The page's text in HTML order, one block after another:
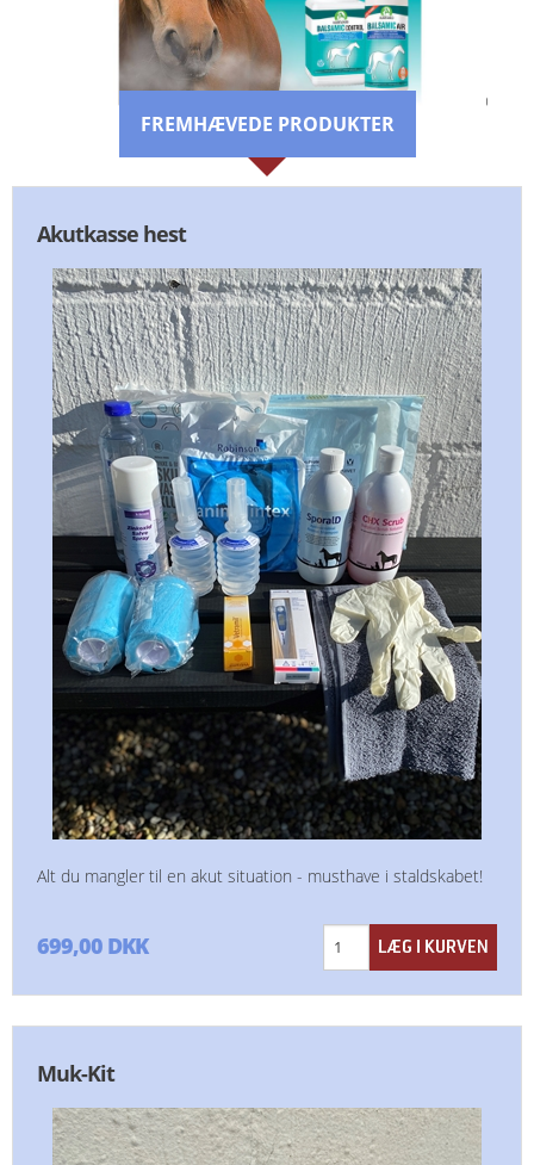
FREMHÆVEDE PRODUKTER
Akutkasse hest
Alt du mangler til en akut situation - musthave i staldskabet!
699,00 DKK
Muk-Kit